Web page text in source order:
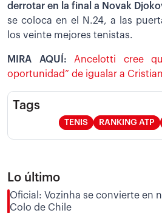
derrotar en la final a Novak
se coloca en el N.24, a las
los veinte mejores tenistas.
MIRA AQUÍ: Ancelotti cree
oportunidad” de igualar a
Tags
TENIS RANKING ATP
Lo último
Oficial: Vozinha se convierte en
Colo de Chile